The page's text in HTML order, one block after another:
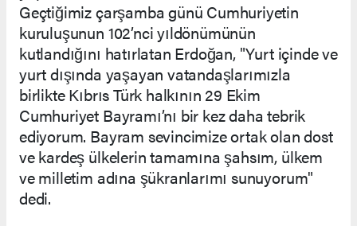
Geçtiğimiz çarşamba günü Cumhuriyetin
kuruluşunun 102’nci yıldönümünün
kutlandığını hatırlatan Erdoğan, "Yurt içinde ve
yurt dışında yaşayan vatandaşlarımızla
birlikte Kıbrıs Türk halkının 29 Ekim
Cumhuriyet Bayramı’nı bir kez daha tebrik
ediyorum. Bayram sevincimize ortak olan dost
ve kardeş ülkelerin tamamına şahsım, ülkem
ve milletim adına şükranlarımı sunuyorum"
dedi.